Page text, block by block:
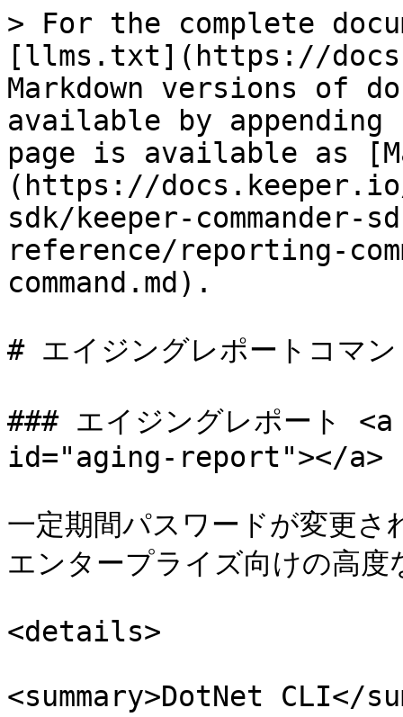
> For the complete
[llms.txt](https://
Markdown versions of
available by
page is available as
(https://docs.keeper.io/
sdk/keeper-commander-
reference/reporting-
command.md).
# エイジングレポートコマン
### エイジングレポート
id="aging-report"></a>
一定期間パスワードが変更
エンタープライズ向けの高
<details>
<summary>DotNet CLI</